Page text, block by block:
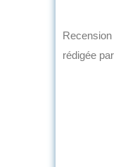
Recension
rédigée par